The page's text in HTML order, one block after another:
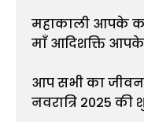
महाकाली आपके
माँ आदिशक्ति
आप सभी का जीवन
नवरात्रि 2025 की